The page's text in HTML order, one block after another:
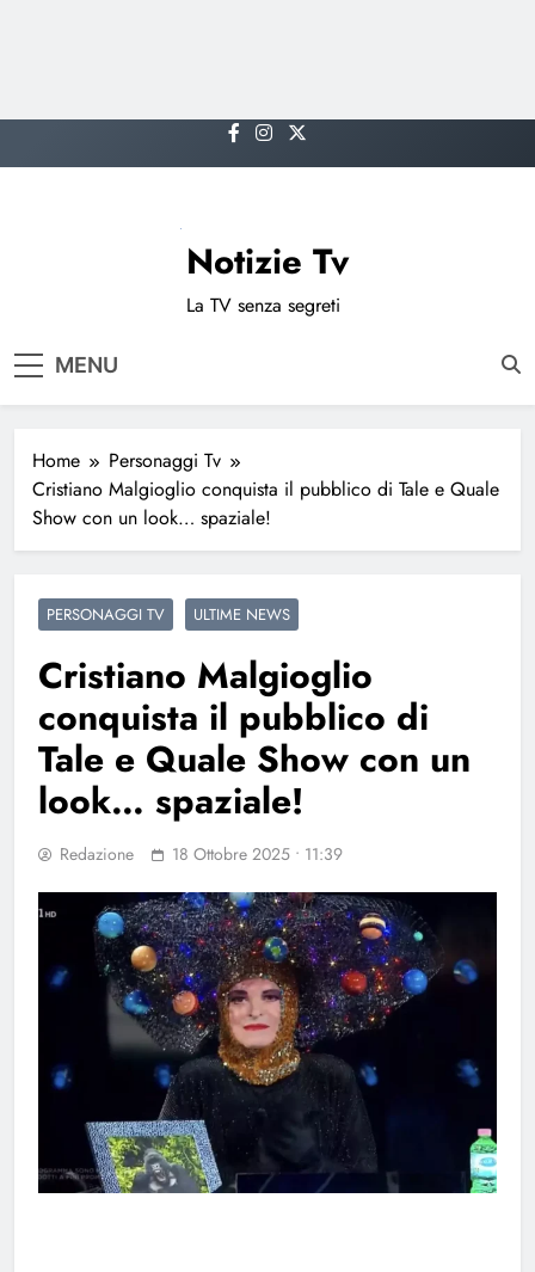
to
Notizie Tv
La TV senza segreti
MENU
Home
Personaggi Tv
Cristiano Malgioglio conquista il pubblico di Tale e Quale
Show con un look… spaziale!
PERSONAGGI TV ULTIME NEWS
Cristiano Malgioglio
conquista il pubblico di
Tale e Quale Show con un
look… spaziale!
Redazione 18 Ottobre 2025 • 11:39